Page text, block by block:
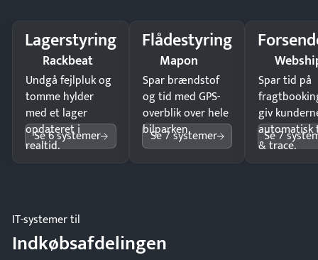
Lagerstyring
Rackbeat
Undgå fejlpluk og
tomme hylder
med et lager
opdateret i
realtid.
Se 6 systemer
Flådestyring
Mapon
Spar brændstof
og tid med GPS-
overblik over hele
bilparken.
Se 7 systemer
Spar tid på
giv
automatisk
& trace.
Se 7
IT-systemer til
Indkøbsafdelingen